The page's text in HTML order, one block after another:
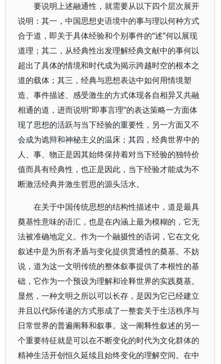
要说明上述融通性，就需要从以下四个层次展开
说明：其一，中国思想史语境中的事与理以何种方式
合于道，即关于具体经验和个别事件的“述”何以展现
道理；其二，从经典性出发理解经典文献中的事何以
超出了具体的情境和时代成为揭示跨越时空的根本之
道的载体；其三，经典与思想表达中如何用情境塑
造、事件描述、感受激生的方式体现各自相异又共融
相通的道，进而说明“即事言理”的表达策略一方面体
现了思想的活跃与当下经验的重要性，另一方面又不
会成为诡辩和神秘主义的温床；其四，经典世界中的
人、事、物正是因其始终保持着对当下经验的独特价
值而具有经典性，也正是因此，当下经验才能成为不
断激活经典并激生哲思的源头活水。
在关于中国传统思想的结构性描述中，道是最具
奠基性意味的语汇，也是在内涵上最为模糊的，它无
法被准确地定义。作为一个融摄性的语词，它在文化
叙述中是为所有矛盾与变化提供贯通性的奠基。不妨
说，道为这一文明传统的整体叙事提供了本根性的基
础，它作为一个预设为理解和诠释世界的实践奠基。
显然，一种文明之所以可以长存，是因为它已经建立
并且以代际传递的方式形成了一整套关于生活秩序与
日常世界的普遍阐释和叙事。这一阐释性叙述的另一
个重要特征就是可以在不断变化的时代为文化群体的
精神生活开创恒久延续且始终变化的理解空间。在中